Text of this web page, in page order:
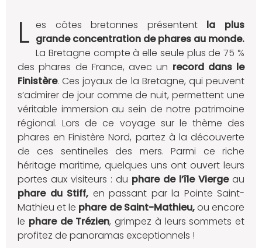
L es côtes bretonnes présententla plus
grande concentration de phares au monde.
La Bretagne compte à elle seule plus de 75 %
des phares de France, avec un record dans le
Finistère. Ces joyaux de la Bretagne, qui peuvent
s’admirer de jour comme de nuit, permettent une
véritable immersion au sein de notre patrimoine
régional. Lors de ce voyage sur le thème des
phares en Finistère Nord, partez à la découverte
de ces sentinelles des mers. Parmi ce riche
héritage maritime, quelques uns ont ouvert leurs
portes aux visiteurs : du phare de l’île Viergeau
phare du Stiff, en passant par la Pointe Saint-
Mathieu et le phare de Saint-Mathieu,ou encore
le phare de Trézien, grimpez à leurs sommets et
profitez de panoramas exceptionnels !